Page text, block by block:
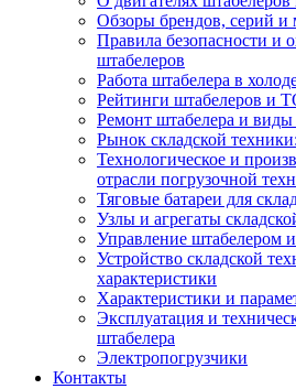
Обзоры брендов, серий и
Правила безопасности и
штабелеров
Работа штабелера в
Рейтинги штабелеров и
Ремонт штабелера и
Рынок складской
Технологическое и
отрасли погрузочной
Тяговые батареи для
Узлы и агрегаты
Управление штабелером
Устройство складской
характеристики
Характеристики и
Эксплуатация и
штабелера
Электропогрузчики
Контакты